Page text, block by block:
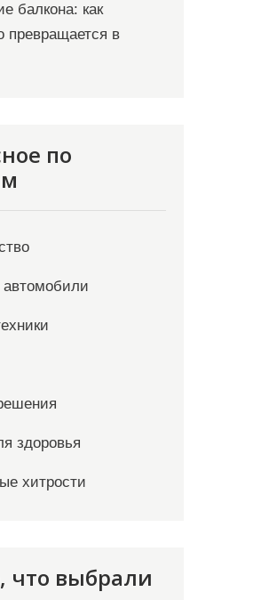
балкона: как
превращается в
по
здоровья
хитрости
что выбрали